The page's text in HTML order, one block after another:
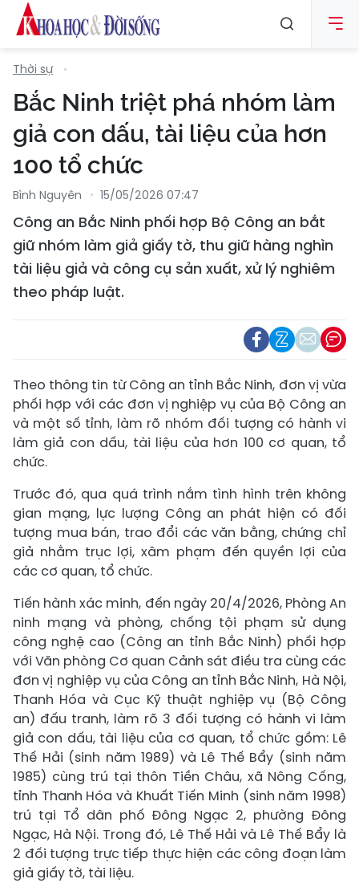
Thời sự
Bắc Ninh triệt phá nhóm làm
giả con dấu, tài liệu của hơn
100 tổ chức
Bình Nguyên 15/05/2026 07:47
Công an Bắc Ninh phối hợp Bộ Công an bắt
giữ nhóm làm giả giấy tờ, thu giữ hàng nghìn
tài liệu giả và công cụ sản xuất, xử lý nghiêm
theo pháp luật.
Theo thông tin từ Công an tỉnh Bắc Ninh, đơn vị vừa
phối hợp với các đơn vị nghiệp vụ của Bộ Công an
và một số tỉnh, làm rõ nhóm đối tượng có hành vi
làm giả con dấu, tài liệu của hơn 100 cơ quan, tổ
chức.
Trước đó, qua quá trình nắm tình hình trên không
gian mạng, lực lượng Công an phát hiện có đối
tượng mua bán, trao đổi các văn bằng, chứng chỉ
giả nhằm trục lợi, xâm phạm đến quyền lợi của
các cơ quan, tổ chức.
Tiến hành xác minh, đến ngày 20/4/2026, Phòng An
ninh mạng và phòng, chống tội phạm sử dụng
công nghệ cao (Công an tỉnh Bắc Ninh) phối hợp
với Văn phòng Cơ quan Cảnh sát điều tra cùng các
đơn vị nghiệp vụ của Công an tỉnh Bắc Ninh, Hà Nội,
Thanh Hóa và Cục Kỹ thuật nghiệp vụ (Bộ Công
an) đấu tranh, làm rõ 3 đối tượng có hành vi làm
giả con dấu, tài liệu của cơ quan, tổ chức gồm: Lê
Thế Hải (sinh năm 1989) và Lê Thế Bẩy (sinh năm
1985) cùng trú tại thôn Tiền Châu, xã Nông Cống,
tỉnh Thanh Hóa và Khuất Tiến Minh (sinh năm 1998)
trú tại Tổ dân phố Đông Ngạc 2, phường Đông
Ngạc, Hà Nội. Trong đó, Lê Thế Hải và Lê Thế Bẩy là
2 đối tượng trực tiếp thực hiện các công đoạn làm
giả giấy tờ, tài liệu.